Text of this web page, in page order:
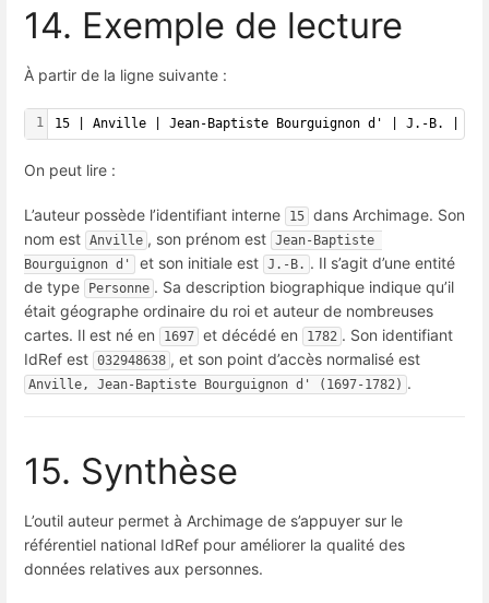
14. Exemple de lecture
À partir de la ligne suivante :
1 15 | Anville | Jean-Baptiste Bourguignon d' | J.-B. |
On peut lire :
L’auteur possède l’identifiant interne 15 dans Archimage. Son
nom est Anville , son prénom est Jean-Baptiste
Bourguignon d'
et son initiale est J.-B. . Il s’agit d’une entité
de type
Personne . Sa description biographique indique qu’il
était géographe ordinaire du roi et auteur de nombreuses
cartes. Il est né en
1697 et décédé en 1782 . Son identifiant
IdRef est 032948638 , et son point d’accès normalisé est
Anville, Jean-Baptiste Bourguignon d' (1697-1782) .
15. Synthèse
L’outil auteur permet à Archimage de s’appuyer sur le
référentiel national IdRef pour améliorer la qualité des
données relatives aux personnes.